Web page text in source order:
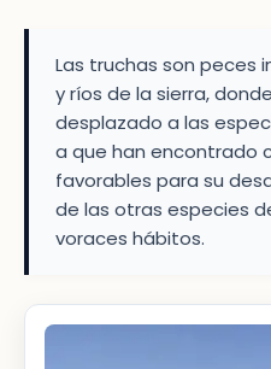
Las truchas son peces
y ríos de la sierra,
desplazado a las
a que han encontrado
favorables para su
de las otras especies
voraces hábitos.